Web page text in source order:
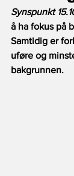
Synspunkt
å ha fokus på
Samtidig er
uføre og
bakgrunnen.